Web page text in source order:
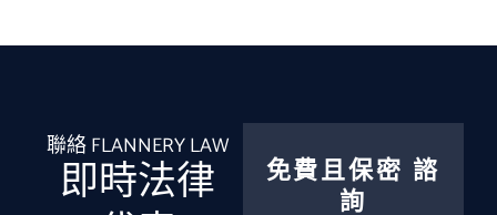
聯絡 FLANNERY LAW
即時法律
免費且保密 諮
詢